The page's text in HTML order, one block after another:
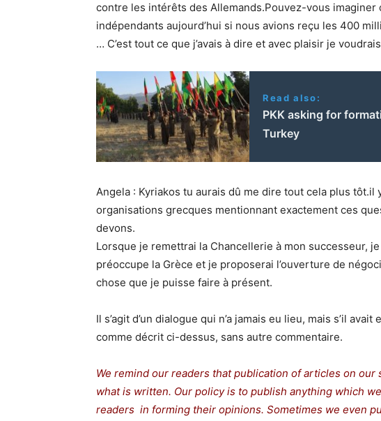
contre les intérêts des Allemands.Pouvez-vous
indépendants aujourd’hui si nous avions reçu les 400
… C’est tout ce que j’avais à dire et avec plaisir je
Read also:
PKK asking for
Turkey
Angela : Kyriakos tu aurais dû me dire tout cela plus tôt.il
organisations grecques mentionnant exactement ces
devons.
Lorsque je remettrai la Chancellerie à mon successeur,
préoccupe la Grèce et je proposerai l’ouverture de
chose que je puisse faire à présent.
Il s’agit d’un dialogue qui n’a jamais eu lieu, mais s’il
comme décrit ci-dessus, sans autre commentaire.
We remind our readers that publication of articles on
what is written. Our policy is to publish anything which
readers in forming their opinions. Sometimes we even